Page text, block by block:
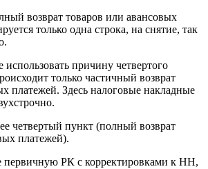
возврат товаров или авансовых
только одна строка, на снятие, так
причину четвертого
только частичный возврат
платежей. Здесь налоговые накладные
четвертый пункт (полный возврат
платежей).
первичную РК с корректировками к НН,